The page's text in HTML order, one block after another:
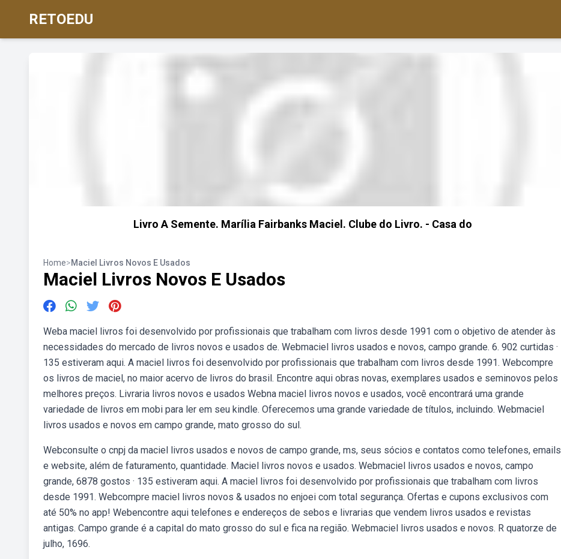
RETOEDU
Livro A Semente. Marília Fairbanks Maciel. Clube do Livro. - Casa do
Home>Maciel Livros Novos E Usados
Maciel Livros Novos E Usados
Weba maciel livros foi desenvolvido por profissionais que trabalham com livros desde 1991 com o objetivo de atender às
necessidades do mercado de livros novos e usados de. Webmaciel livros usados e novos, campo grande. 6. 902 curtidas ·
135 estiveram aqui. A maciel livros foi desenvolvido por profissionais que trabalham com livros desde 1991. Webcompre
os livros de maciel, no maior acervo de livros do brasil. Encontre aqui obras novas, exemplares usados e seminovos pelos
melhores preços. Livraria livros novos e usados Webna maciel livros novos e usados, você encontrará uma grande
variedade de livros em mobi para ler em seu kindle. Oferecemos uma grande variedade de títulos, incluindo. Webmaciel
livros usados e novos em campo grande, mato grosso do sul.
Webconsulte o cnpj da maciel livros usados e novos de campo grande, ms, seus sócios e contatos como telefones, emails
e website, além de faturamento, quantidade. Maciel livros novos e usados. Webmaciel livros usados e novos, campo
grande, 6878 gostos · 135 estiveram aqui. A maciel livros foi desenvolvido por profissionais que trabalham com livros
desde 1991. Webcompre maciel livros novos & usados no enjoei com total segurança. Ofertas e cupons exclusivos com
até 50% no app! Webencontre aqui telefones e endereços de sebos e livrarias que vendem livros usados e revistas
antigas. Campo grande é a capital do mato grosso do sul e fica na região. Webmaciel livros usados e novos. R quatorze de
julho, 1696.